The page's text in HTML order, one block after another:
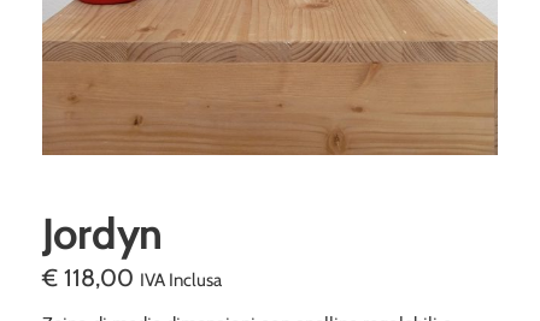
Jordyn
€ 118,00 IVA Inclusa